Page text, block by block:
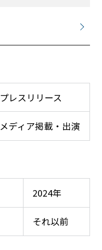
プレスリリース
メディア掲載・出演
2024年
それ以前